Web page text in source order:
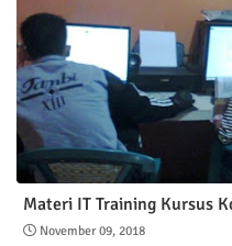
Materi IT Training Kursus
November 09, 2018